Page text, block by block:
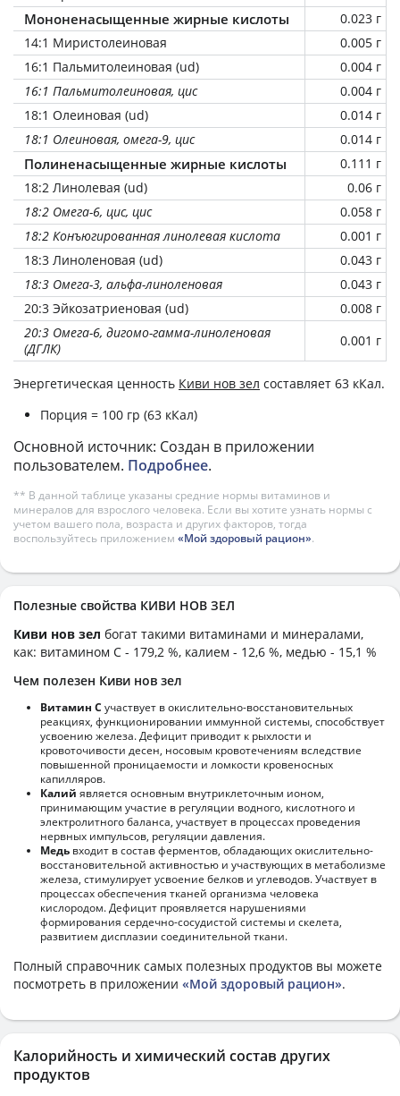
Мононенасыщенные жирные кислоты
0.023 г
14:1 Миристолеиновая
0.005 г
16:1 Пальмитолеиновая (ud)
0.004 г
16:1 Пальмитолеиновая, цис
0.004 г
18:1 Олеиновая (ud)
0.014 г
18:1 Олеиновая, омега-9, цис
0.014 г
Полиненасыщенные жирные кислоты
0.111 г
18:2 Линолевая (ud)
0.06 г
18:2 Омега-6, цис, цис
0.058 г
18:2 Конъюгированная линолевая кислота
0.001 г
18:3 Линоленовая (ud)
0.043 г
18:3 Омега-3, альфа-линоленовая
0.043 г
20:3 Эйкозатриеновая (ud)
0.008 г
20:3 Омега-6, дигомо-гамма-линоленовая
(ДГЛК)
0.001 г
Энергетическая ценность Киви нов зел составляет 63 кКал.
Порция = 100 гр (63 кКал)
Основной источник: Создан в приложении
пользователем. Подробнее.
** В данной таблице указаны средние нормы витаминов и
минералов для взрослого человека. Если вы хотите узнать нормы с
учетом вашего пола, возраста и других факторов, тогда
воспользуйтесь приложением «Мой здоровый рацион».
Полезные свойства КИВИ НОВ ЗЕЛ
Киви нов зел богат такими витаминами и минералами,
как: витамином C - 179,2 %, калием - 12,6 %, медью - 15,1 %
Чем полезен Киви нов зел
Витамин С участвует в окислительно-восстановительных
реакциях, функционировании иммунной системы, способствует
усвоению железа. Дефицит приводит к рыхлости и
кровоточивости десен, носовым кровотечениям вследствие
повышенной проницаемости и ломкости кровеносных
капилляров.
Калий является основным внутриклеточным ионом,
принимающим участие в регуляции водного, кислотного и
электролитного баланса, участвует в процессах проведения
нервных импульсов, регуляции давления.
Медь входит в состав ферментов, обладающих окислительно-
восстановительной активностью и участвующих в метаболизме
железа, стимулирует усвоение белков и углеводов. Участвует в
процессах обеспечения тканей организма человека
кислородом. Дефицит проявляется нарушениями
формирования сердечно-сосудистой системы и скелета,
развитием дисплазии соединительной ткани.
Полный справочник самых полезных продуктов вы можете
посмотреть в приложении «Мой здоровый рацион».
Калорийность и химический состав других
продуктов